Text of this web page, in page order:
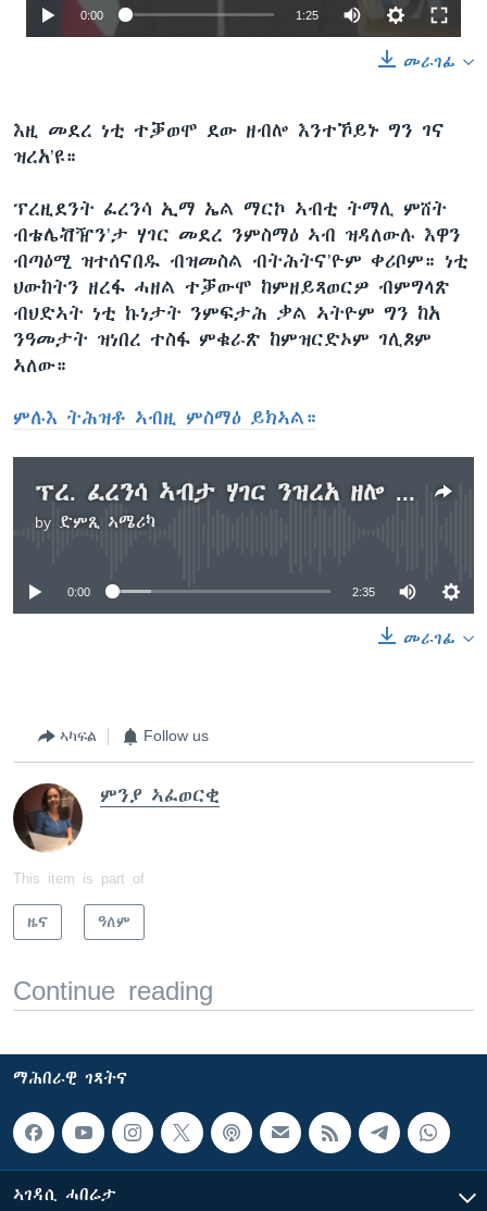
0:00 1:25
መራገፊ
እዚ መደረ ነቲ ተቓወሞ ደው ዘብሎ እንተኾይኑ ግን ገና
ዝረአ’ዩ።
ፕረዚደንት ፈረንሳ ኢማ ኤል ማርኮ ኣብቲ ትማሊ ምሸት
ብቴሌቭዥን’ታ ሃገር መደረ ንምስማዕ ኣብ ዝዳለውሉ እዋን
ብጣዕሚ ዝተሰናበዱ ብዝመስል ብትሕትና’ዮም ቀሪቦም። ነቲ
ህውከትን ዘረፋ ሓዘል ተቓውሞ ከምዘይጻወርዎ ብምግላጽ
ብህድኣት ነቲ ኩነታት ንምፍታሕ ቃል ኣትዮም ግን ከአ
ንዓመታት ዝነበረ ተስፋ ምቁራጽ ከምዝርድኦም ገሊጾም
ኣለው።
ምሉእ ትሕዝቶ ኣብዚ ምስማዕ ይክኣል።
ፕረ. ፈረንሳ ኣብታ ሃገር ንዝረአ ዘሎ ተቓውሞ ሓላፍነት ከምዝወስዱ ገሊጾም
by ድምጺ ኣሜሪካ
No media source currently available
0:00 2:35
መራገፊ
ኣካፍል Follow us
ምንያ ኣፈወርቂ
This item is part of
ዜና ዓለም
Continue reading
ማሕበራዊ ገጻትና
ኣገዳሲ ሓበሬታ